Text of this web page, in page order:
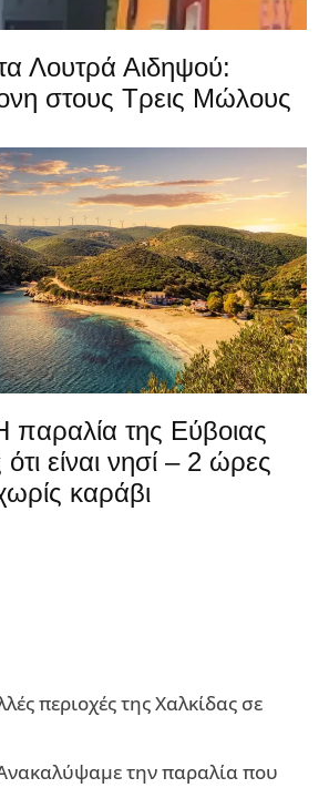
Λουτρά Αιδηψού:
στους Τρεις Μώλους
παραλία της Εύβοιας
ότι είναι νησί – 2 ώρες
καράβι
περιοχές της Χαλκίδας σε
την παραλία που